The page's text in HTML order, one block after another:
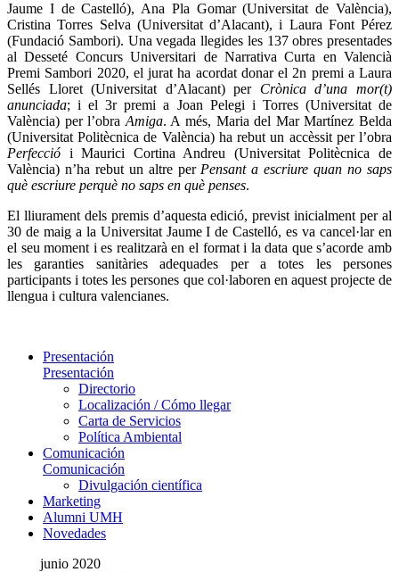
Jaume I de Castelló), Ana Pla Gomar (Universitat de València),
Cristina Torres Selva (Universitat d’Alacant), i Laura Font Pérez
(Fundació Sambori). Una vegada llegides les 137 obres presentades
al Desseté Concurs Universitari de Narrativa Curta en Valencià
Premi Sambori 2020, el jurat ha acordat donar el 2n premi a Laura
Sellés Lloret (Universitat d’Alacant) per Crònica d’una mor(t)
anunciada; i el 3r premi a Joan Pelegi i Torres (Universitat de
València) per l’obra Amiga. A més, Maria del Mar Martínez Belda
(Universitat Politècnica de València) ha rebut un accèssit per l’obra
Perfecció i Maurici Cortina Andreu (Universitat Politècnica de
València) n’ha rebut un altre per Pensant a escriure quan no saps
què escriure perquè no saps en què penses.
El lliurament dels premis d’aquesta edició, previst inicialment per al
30 de maig a la Universitat Jaume I de Castelló, es va cancel·lar en
el seu moment i es realitzarà en el format i la data que s’acorde amb
les garanties sanitàries adequades per a totes les persones
participants i totes les persones que col·laboren en aquest projecte de
llengua i cultura valencianes.
Presentación
Presentación
Directorio
Localización / Cómo llegar
Carta de Servicios
Política Ambiental
Comunicación
Comunicación
Divulgación científica
Marketing
Alumni UMH
Novedades
junio 2020